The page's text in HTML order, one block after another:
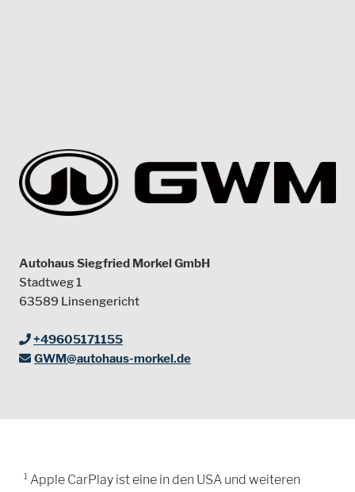
Autohaus Siegfried Morkel GmbH
Stadtweg 1
63589 Linsengericht
+49605171155
GWM@autohaus-morkel.de
1 Apple CarPlay ist eine in den USA und weiteren